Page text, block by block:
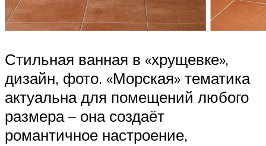
Стильная ванная в «хрущевке»,
дизайн, фото. «Морская» тематика
актуальна для помещений любого
размера – она создаёт
романтичное настроение,